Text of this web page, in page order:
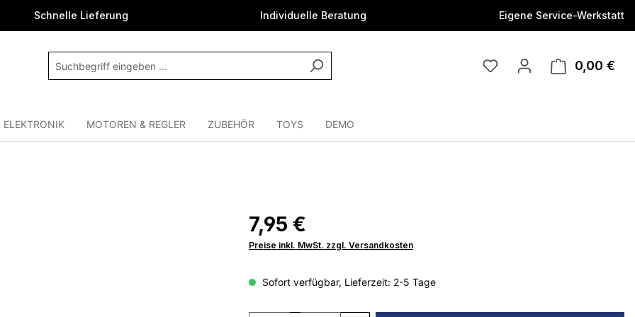
Schnelle Lieferung Individuelle Beratung Eigene Service-Werkstatt
0,00 €
ELEKTRONIK MOTOREN & REGLER ZUBEHÖR TOYS DEMO
7,95 €
Preise inkl. MwSt. zzgl. Versandkosten
Sofort verfügbar, Lieferzeit: 2-5 Tage